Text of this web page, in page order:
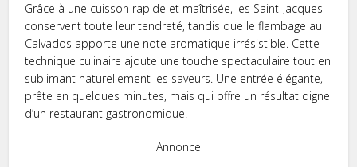
Grâce à une cuisson rapide et maîtrisée, les Saint-Jacques
conservent toute leur tendreté, tandis que le flambage au
Calvados apporte une note aromatique irrésistible. Cette
technique culinaire ajoute une touche spectaculaire tout en
sublimant naturellement les saveurs. Une entrée élégante,
prête en quelques minutes, mais qui offre un résultat digne
d’un restaurant gastronomique.
Annonce